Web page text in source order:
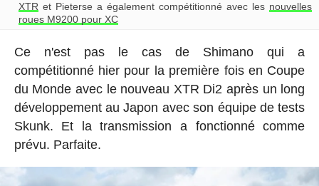
XTRet Pieterse a également compétitionné avec les nouvelles
roues M9200 pour XC
Ce n'est pas le cas de Shimano qui a
compétitionné hier pour la première fois en Coupe
du Monde avec le nouveau XTR Di2 après un long
développement au Japon avec son équipe de tests
Skunk. Et la transmission a fonctionné comme
prévu. Parfaite.